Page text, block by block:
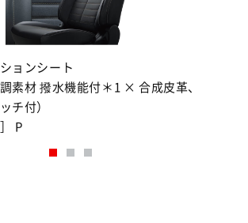
ョンシート
調素材 撥水機能付＊1 × 合成皮革、
チ付）
P